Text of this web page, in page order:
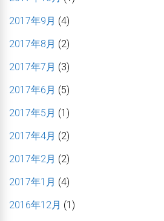
2017年9月 (4)
2017年8月 (2)
2017年7月 (3)
2017年6月 (5)
2017年5月 (1)
2017年4月 (2)
2017年2月 (2)
2017年1月 (4)
2016年12月 (1)